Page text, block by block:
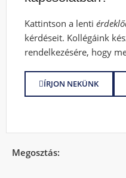
Kattintson a lenti
kérdéseit. Kollégáink
rendelkezésére, hogy
ÍRJON NEKÜNK
Megosztás: